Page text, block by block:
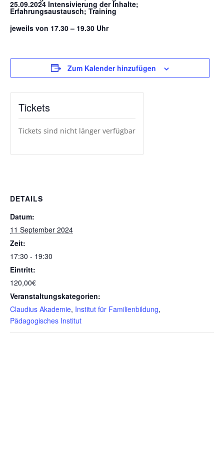
25.09.2024 Intensivierung der Inhalte;
Erfahrungsaustausch; Training
jeweils von 17.30 – 19.30 Uhr
Zum Kalender hinzufügen
DETAILS
Datum:
11 September 2024
Zeit:
17:30 - 19:30
Eintritt:
120,00€
Veranstaltungskategorien:
Claudius Akademie, Institut für Familienbildung,
Pädagogisches Institut
Tickets
Tickets sind nicht länger verfügbar